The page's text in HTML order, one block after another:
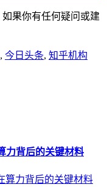
果你有任何疑问或建
, 今日头条, 知乎机构
力背后的关键材料